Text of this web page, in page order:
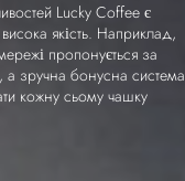
Lucky Coffee є
якість. Наприклад,
пропонується за
а зручна бонусна система
кожну сьому чашку